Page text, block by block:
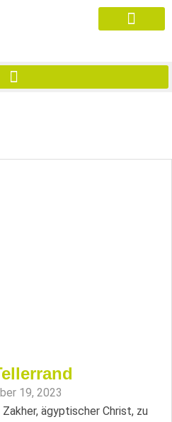
19, 2023
ägyptischer Christ, zu